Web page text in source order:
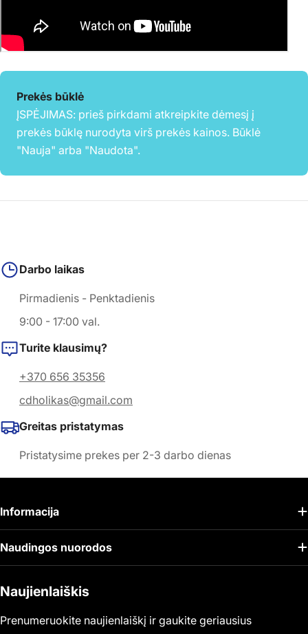
Prekės būklė
ĮSPĖJIMAS: prieš pirkdami atkreipkite dėmesį į
prekės būklę nurodyta virš prekės kainos. Būklė
"Nauja" arba "Naudota".
Darbo laikas
Pirmadienis - Penktadienis
9:00 - 17:00 val.
Turite klausimų?
+370 656 35356
cdholikas@gmail.com
Greitas pristatymas
Pristatysime prekes per 2-3 darbo dienas
Naujienlaiškis
Prenumeruokite naujienlaiškį ir gaukite geriausius
Informacija
Naudingos nuorodos